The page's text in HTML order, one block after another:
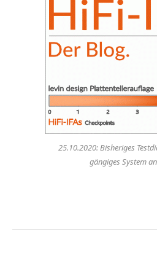
25.10.2020: Bisheriges
gängiges System